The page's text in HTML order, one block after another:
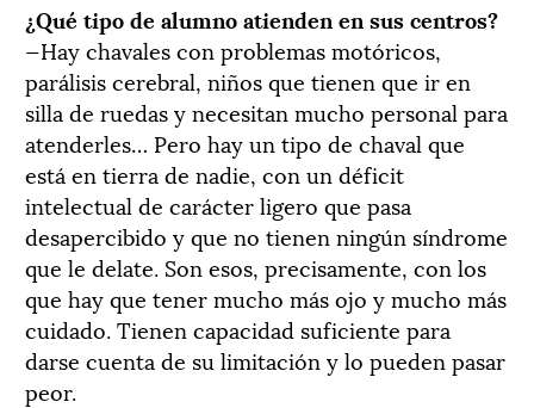
¿Qué tipo de alumno atienden en sus centros?
—Hay chavales con problemas motóricos,
parálisis cerebral, niños que tienen que ir en
silla de ruedas y necesitan mucho personal para
atenderles… Pero hay un tipo de chaval que
está en tierra de nadie, con un déficit
intelectual de carácter ligero que pasa
desapercibido y que no tienen ningún síndrome
que le delate. Son esos, precisamente, con los
que hay que tener mucho más ojo y mucho más
cuidado. Tienen capacidad suficiente para
darse cuenta de su limitación y lo pueden pasar
peor.